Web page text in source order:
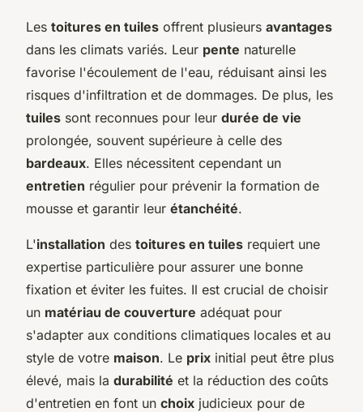
Les toitures en tuiles offrent plusieurs avantages
dans les climats variés. Leur pente naturelle
favorise l'écoulement de l'eau, réduisant ainsi les
risques d'infiltration et de dommages. De plus, les
tuiles sont reconnues pour leur durée de vie
prolongée, souvent supérieure à celle des
bardeaux. Elles nécessitent cependant un
entretien régulier pour prévenir la formation de
mousse et garantir leur étanchéité.
L'installation des toitures en tuiles requiert une
expertise particulière pour assurer une bonne
fixation et éviter les fuites. Il est crucial de choisir
un matériau de couverture adéquat pour
s'adapter aux conditions climatiques locales et au
style de votre maison. Le prix initial peut être plus
élevé, mais la durabilité et la réduction des coûts
d'entretien en font un choix judicieux pour de